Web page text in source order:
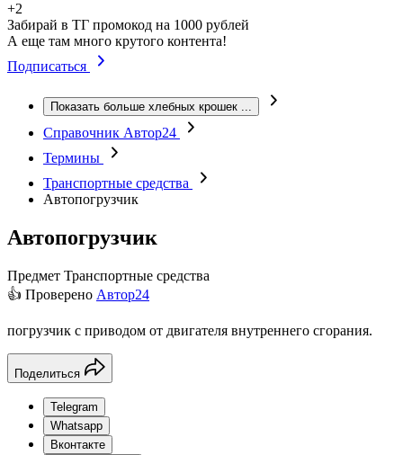
+2
Забирай в ТГ промокод на 1000 рублей
А еще там много крутого контента!
Подписаться
Показать больше хлебных крошек ...
Справочник Автор24
Термины
Транспортные средства
Автопогрузчик
Автопогрузчик
Предмет Транспортные средства
👍 Проверено Автор24
погрузчик с приводом от двигателя внутреннего сгорания.
Поделиться
Telegram
Whatsapp
Вконтакте